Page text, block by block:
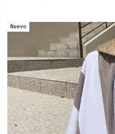
Nuevo